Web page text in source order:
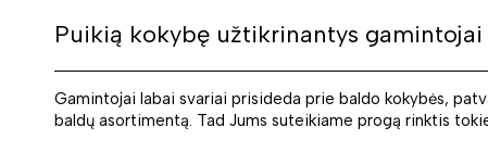
Puikią kokybę užtikrinantys gamintojai
Gamintojai labai svariai prisideda prie baldo kokybės,
baldų asortimentą. Tad Jums suteikiame progą rinktis